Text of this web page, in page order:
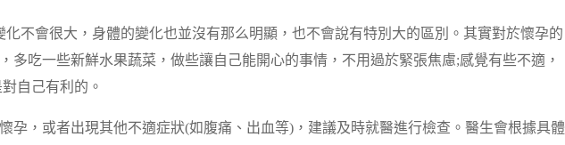
不會很大，身體的變化也並沒有那么明顯，也不會說有特別大的區別。其實對於懷孕的
多吃一些新鮮水果蔬菜，做些讓自己能開心的事情，不用過於緊張焦慮;感覺有些不適，
自己有利的。
孕，或者出現其他不適症狀(如腹痛、出血等)，建議及時就醫進行檢查。醫生會根據具體